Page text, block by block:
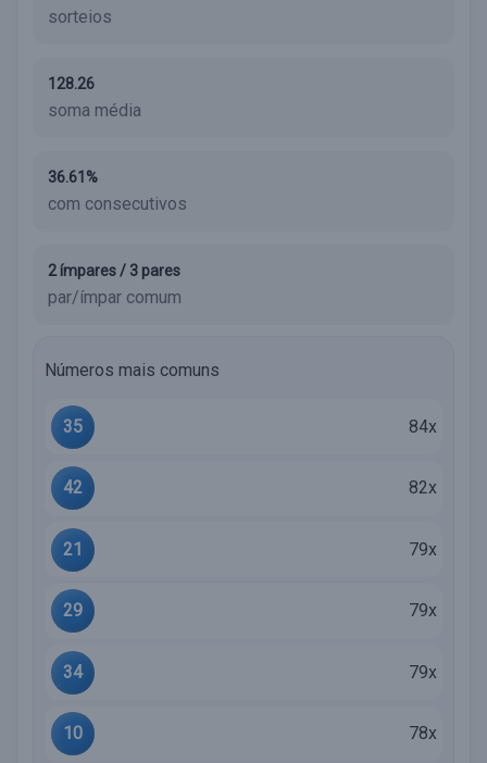
sorteios
128.26
soma média
36.61%
com consecutivos
2 ímpares / 3 pares
par/ímpar comum
Números mais comuns
35 84x
42 82x
21 79x
29 79x
34 79x
10 78x